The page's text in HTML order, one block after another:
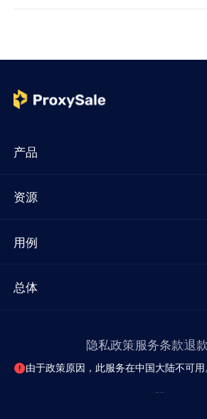
产品
资源
用例
总体
隐私政策服务条款退
由于政策原因，此服务在中国大陆不可用